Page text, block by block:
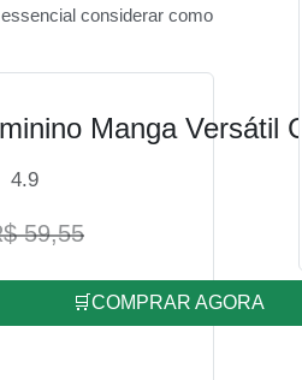
considerar como
Manga Versátil
4.9
59,55
🛒COMPRAR AGORA